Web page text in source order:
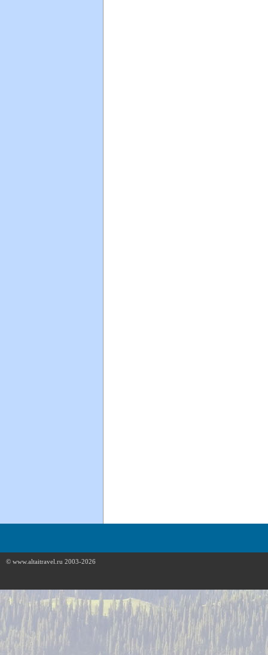
© www.altaitravel.ru 2003-2026